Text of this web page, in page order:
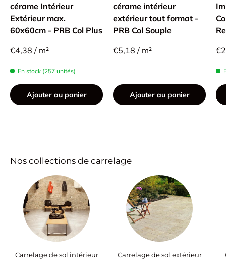
cérame Intérieur
Extérieur max.
60x60cm - PRB Col Plus
€4,38 / m²
En stock (257 unités)
Ajouter au panier
cérame intérieur
extérieur tout format -
PRB Col Souple
€5,18 / m²
Ajouter au panier
Nos collections de carrelage
Carrelage de sol intérieur Carrelage de sol extérieur